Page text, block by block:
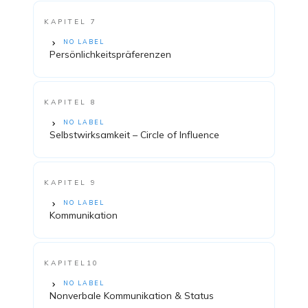
KAPITEL 7
NO LABEL
Persönlichkeitspräferenzen
KAPITEL 8
NO LABEL
Selbstwirksamkeit – Circle of Influence
KAPITEL 9
NO LABEL
Kommunikation
KAPITEL10
NO LABEL
Nonverbale Kommunikation & Status